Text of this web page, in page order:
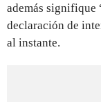
además signifique
declaración de
al instante.